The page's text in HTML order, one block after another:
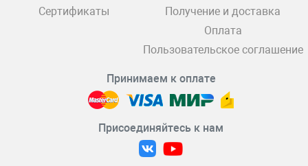
Сертификаты
Получение и доставка
Оплата
Пользовательское соглашение
Принимаем к оплате
Присоединяйтесь к нам